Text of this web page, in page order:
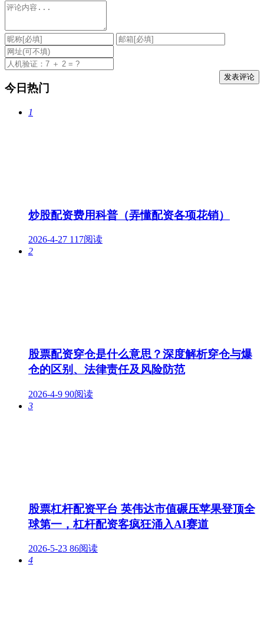
今日热门
1
炒股配资费用科普（弄懂配资各项花销）
2026-4-27 117阅读
2
股票配资穿仓是什么意思？深度解析穿仓与爆
仓的区别、法律责任及风险防范
2026-4-9 90阅读
3
股票杠杆配资平台 英伟达市值碾压苹果登顶全
球第一，杠杆配资客疯狂涌入AI赛道
2026-5-23 86阅读
4